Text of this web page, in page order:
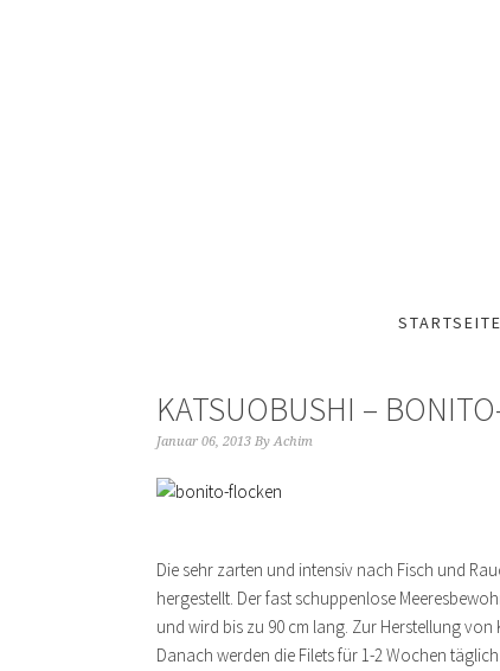
STARTSEITE
KATSUOBUSHI –
Januar 06, 2013 ByAchim
Die sehr zarten und intensiv nach Fisch und
hergestellt. Der fast schuppenlose
und wird bis zu 90 cm lang. Zur Herstellung
Danach werden die Filets für 1-2 Wochen